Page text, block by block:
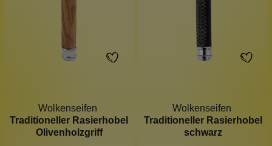
Wolkenseifen
Traditioneller Rasierhobel
Olivenholzgriff
Wolkenseifen
Traditioneller Rasierhobel
schwarz